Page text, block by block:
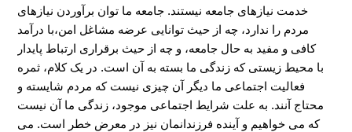
خدمت نیازهای جامعه نیستند. جامعه ما توان برآوردن نیازهای
مردم را ندارد، چه از حیث توانایی عرضه مشاغل امن،با درآمد
کافی و مفید به حال جامعه، و چه از حیث برقراری ارتباط پایدار
با محیط زیستی که زندگی ما بسته به آن است. در یک کلام، ثمره
فعالیت اجتماعی ما دیگر آن چیزی نیست که مردم شایسته و
محتاج آنند. به علت شرایط اجتماعی موجود، زندگی ما آن نیست
که می خواهیم و آینده فرزندانمان نیز در معرض خطر است. می